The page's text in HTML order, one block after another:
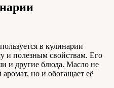
в кулинарии
и полезным свойствам. Его
и другие блюда. Масло не
но и обогащает её